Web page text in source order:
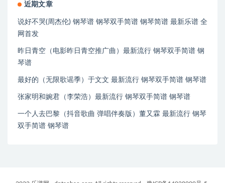
近期文章
说好不哭(周杰伦) 钢琴谱 钢琴双手简谱 钢琴简谱 最新乐谱 全
网首发
昨日青空（电影昨日青空推广曲）最新流行 钢琴双手简谱 钢
琴谱
最好的（无限歌谣季）于文文 最新流行 钢琴双手简谱 钢琴谱
张家明和婉君（李荣浩）最新流行 钢琴双手简谱 钢琴谱
一个人去巴黎（抖音歌曲 弹唱伴奏版）董又霖 最新流行 钢琴
双手简谱 钢琴谱